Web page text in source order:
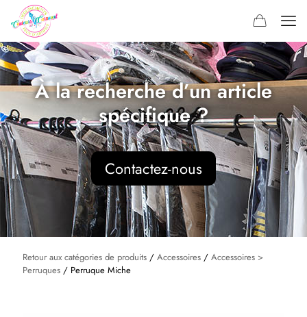
À la recherche d’un article
spécifique ?
Contactez-nous
Retour aux catégories de produits / Accessoires / Accessoires >
Perruques / Perruque Miche